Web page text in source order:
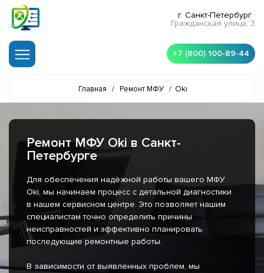
г. Санкт-Петербург
Гражданская улица, 3
+7 (800) 100-89-44
Главная / Ремонт МФУ / Oki
Ремонт МФУ Oki в Санкт-
Петербурге
Для обеспечения надёжной работы вашего МФУ
Oki, мы начинаем процесс с детальной диагностики
в нашем сервисном центре. Это позволяет нашим
специалистам точно определить причины
неисправностей и эффективно планировать
последующие ремонтные работы.
В зависимости от выявленных проблем, мы